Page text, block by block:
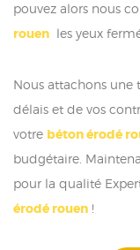
pouvez alors nous
rouen les yeux
Nous attachons une
délais et de vos
votre béton érodé
budgétaire.
pour la qualité
érodé rouen !